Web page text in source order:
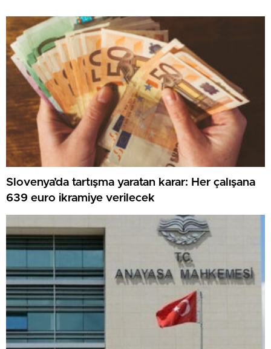
Slovenya’da tartışma yaratan karar: Her çalışana
639 euro ikramiye verilecek